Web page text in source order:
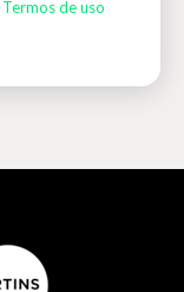
Termos de uso